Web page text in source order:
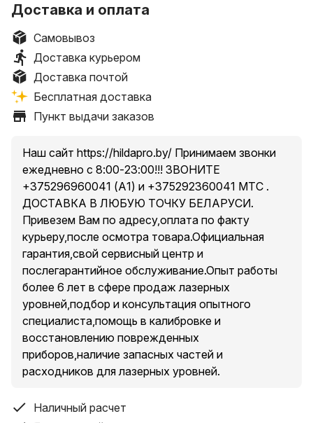
производителями,в которых не уверены.
Интересы покупателя - наш приоритет!Наша
компания не зря имеет высокий рейтинг по отзывам
покупателей,мы не работаем с посредниками и
диллерами, соответственно и цены адекватные!
Предлагаем только ОРИГИНАЛЬНЫЕ НИВЕЛИРЫ
ПРОВЕРЕННЫХ ПРОИЗВОДИТЕЛЕЙ,У НАС
ЦЕНТР И ОБСЛУЖИВАНИЕ! Гарантия 1 год!В
наличии можно купить!Максимальная комплектация
из всех продаваемых нивелиров-то,что другие
продавцы предлагают в подарок или же приобрести
по закупке,у нас сразу включено в заводской
комплект,и даже больше!!!Изучайте комплектность.
ЗЕЛЁНЫЙ ЛУЧ НА 70% ЯРЧЕ ЧЕМ КРАСНЫЙ!
Доставка в ЛЮБОЙ населенный пункт страны в
течение 1-2х дней. ОПЛАТА ПРИ ПОЛУЧЕНИИ
DEKO 12 с НЕМЕЦКИМИ МОДУЛЯМИ Osram
--ГАРАНТИЯ НА ТОВАР -
уровень проверен на точность !!
УРОВЕНЬ НЕ ХУЖЕ ЧЕМ Bosch GLL-3-80 CG
но НАШ УРОВЕНЬ DEKO 12G В 5 РАЗ ДЕШЕВЛЕ
Доставка и оплата
Самовывоз
Доставка курьером
Доставка почтой
Бесплатная доставка
Пункт выдачи заказов
Наш сайт https://hildapro.by/ Принимаем звонки
ежедневно с 8:00-23:00!!! ЗВОНИТЕ
+375296960041 (А1) и +375292360041 МТС .
ДОСТАВКА В ЛЮБУЮ ТОЧКУ БЕЛАРУСИ.
Привезем Вам по адресу,оплата по факту
курьеру,после осмотра товара.Официальная
гарантия,свой сервисный центр и
послегарантийное обслуживание.Опыт работы
более 6 лет в сфере продаж лазерных
уровней,подбор и консультация опытного
специалиста,помощь в калибровке и
восстановлению поврежденных
приборов,наличие запасных частей и
расходников для лазерных уровней.
Наличный расчет